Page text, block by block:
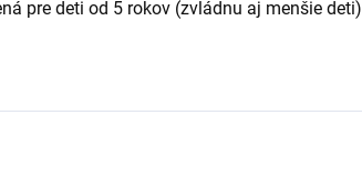
pre deti od 5 rokov (zvládnu aj menšie deti)